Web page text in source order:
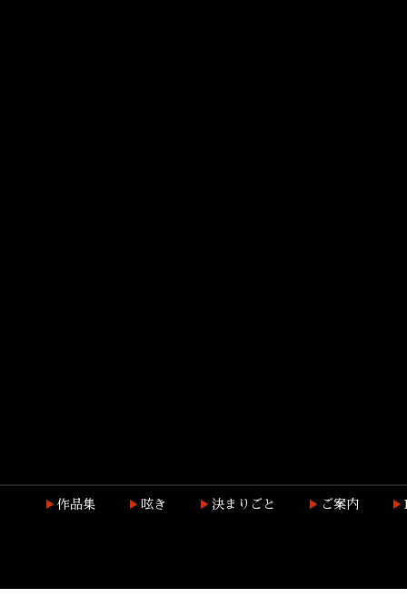
作品集 呟き 決まりごと ご案内